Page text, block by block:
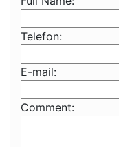
Telefon:
E-mail:
Comment: